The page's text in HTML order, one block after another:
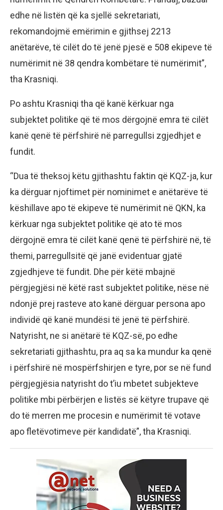
edhe në listën që ka sjellë sekretariati,
rekomandojmë emërimin e gjithsej 2213
anëtarëve, të cilët do të jenë pjesë e 508 ekipeve të
numërimit në 38 qendra kombëtare të numërimit”,
tha Krasniqi.
Po ashtu Krasniqi tha që kanë kërkuar nga
subjektet politike që të mos dërgojnë emra të cilët
kanë qenë të përfshirë në parregullsi zgjedhjet e
fundit.
“Dua të theksoj këtu gjithashtu faktin që KQZ-ja, kur
ka dërguar njoftimet për nominimet e anëtarëve të
këshillave apo të ekipeve të numërimit në QKN, ka
kërkuar nga subjektet politike që ato të mos
dërgojnë emra të cilët kanë qenë të përfshirë në, të
themi, parregullsitë që janë evidentuar gjatë
zgjedhjeve të fundit. Dhe për këtë mbajnë
përgjegjësi në këtë rast subjektet politike, nëse në
ndonjë prej rasteve ato kanë dërguar persona apo
individë që kanë mundësi të jenë të përfshirë.
Natyrisht, ne si anëtarë të KQZ-së, po edhe
sekretariati gjithashtu, pra aq sa ka mundur ka qenë
i përfshirë në mospërfshirjen e tyre, por se në fund
përgjegjësia natyrisht do t’iu mbetet subjekteve
politike mbi përbërjen e listës së këtyre trupave që
do të merren me procesin e numërimit të votave
apo fletëvotimeve për kandidatë”, tha Krasniqi.